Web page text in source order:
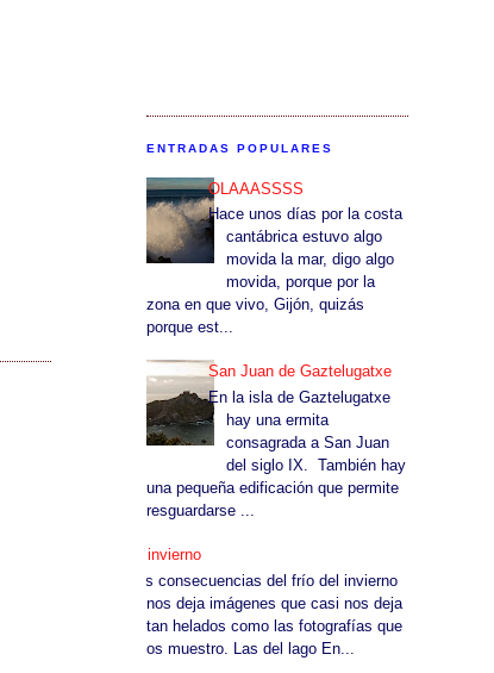
ENTRADAS POPULARES
OLAAASSSS
Hace unos días por la costa
cantábrica estuvo algo
movida la mar, digo algo
movida, porque por la
zona en que vivo, Gijón, quizás
porque est...
San Juan de Gaztelugatxe
En la isla de Gaztelugatxe
hay una ermita
consagrada a San Juan
del siglo IX. También hay
una pequeña edificación que permite
resguardarse ...
El invierno
Las consecuencias del frío del invierno
nos deja imágenes que casi nos deja
tan helados como las fotografías que
os muestro. Las del lago En...